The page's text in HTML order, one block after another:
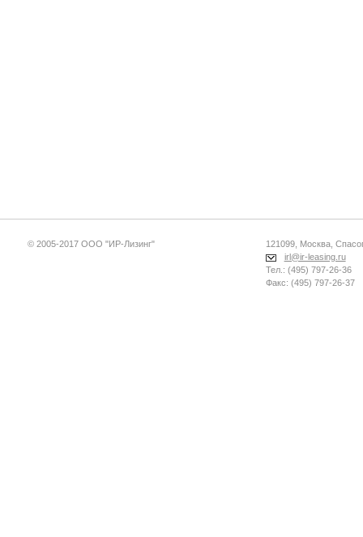
© 2005-2017 ООО "ИР-Лизинг"
121099, Москва,
irl@ir-leasing.ru
Тел.: (495) 797-26-36
Факс: (495) 797-26-37